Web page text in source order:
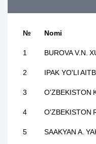
№ Nomi
1 BUROVA V.N.
2 IPAK YO'LI
3 O'ZBEKISTON
4 O'ZBEKISTON
5 SAAKYAN A.